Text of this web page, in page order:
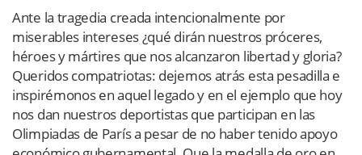
Ante la tragedia creada intencionalmente por
miserables intereses ¿qué dirán nuestros próceres,
héroes y mártires que nos alcanzaron libertad y gloria?
Queridos compatriotas: dejemos atrás esta pesadilla e
inspirémonos en aquel legado y en el ejemplo que hoy
nos dan nuestros deportistas que participan en las
Olimpiadas de París a pesar de no haber tenido apoyo